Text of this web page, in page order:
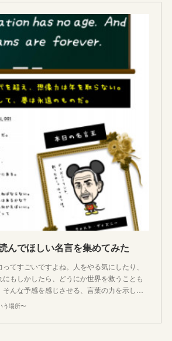
んでほしい名言を集めてみた
てすごいですよね。人をやる気にしたり、
もしかしたら、どうにか世界を救うことも
んな予感を感じさせる、言葉の力を示し…
う場所〜